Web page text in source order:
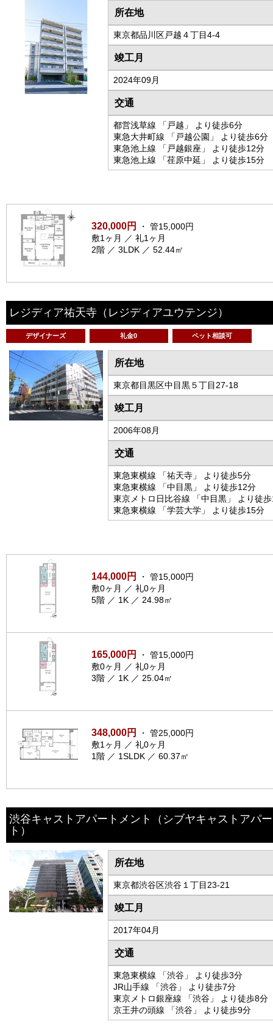
所在地
東京都品川区戸越４丁目4-4
竣工月
2024年09月
交通
都営浅草線 「戸越」 より徒歩6分
東急大井町線 「戸越公園」 より徒歩6分
東急池上線 「戸越銀座」 より徒歩12分
東急池上線 「荏原中延」 より徒歩15分
320,000円
・ 管15,000円
敷1ヶ月 ／ 礼1ヶ月
2階 ／ 3LDK ／ 52.44㎡
レジディア祐天寺 （レジディアユウテンジ）
デザイナーズ 礼金0 ペット相談可
所在地
東京都目黒区中目黒５丁目27-18
竣工月
2006年08月
交通
東急東横線 「祐天寺」 より徒歩5分
東急東横線 「中目黒」 より徒歩12分
東京メトロ日比谷線 「中目黒」 より徒
東急東横線 「学芸大学」 より徒歩15分
144,000円
・ 管15,000円
敷0ヶ月 ／ 礼0ヶ月
5階 ／ 1K ／ 24.98㎡
165,000円
・ 管15,000円
敷0ヶ月 ／ 礼0ヶ月
3階 ／ 1K ／ 25.04㎡
348,000円
・ 管25,000円
敷1ヶ月 ／ 礼0ヶ月
1階 ／ 1SLDK ／ 60.37㎡
渋谷キャストアパートメント
（シブヤキャストアパ
ト）
所在地
東京都渋谷区渋谷１丁目23-21
竣工月
2017年04月
交通
東急東横線 「渋谷」 より徒歩3分
JR山手線 「渋谷」 より徒歩7分
東京メトロ銀座線 「渋谷」 より徒歩8分
京王井の頭線 「渋谷」 より徒歩9分